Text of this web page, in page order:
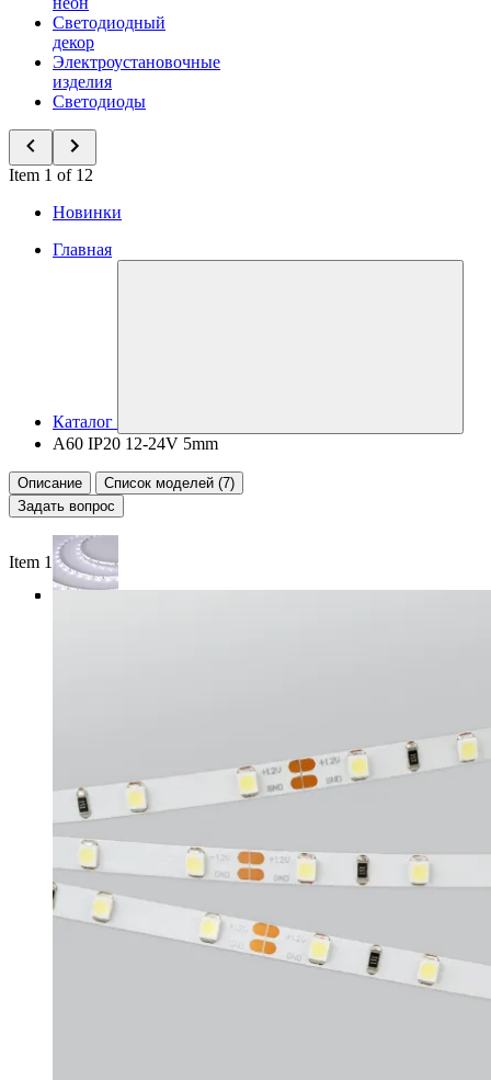
Светодиодный
декор
Электроустановочные
изделия
Светодиоды
Item 1 of 12
Новинки
Главная
Каталог
A60 IP20 12-24V 5mm
Описание
Список моделей (7)
Задать вопрос
Item 1 of 4